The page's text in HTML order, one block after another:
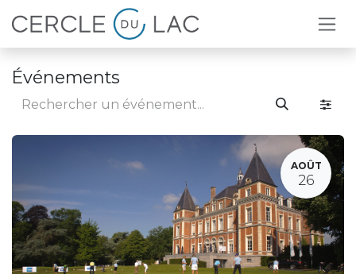
Se rendre au contenu
Événements
AOÛT
26